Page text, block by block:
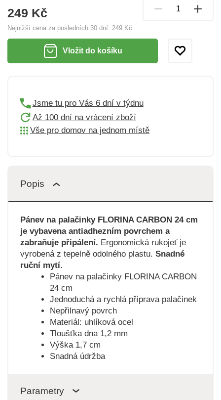
249 Kč
Nejnižší cena za posledních 30 dní: 249 Kč
Vložit do košíku
Jsme tu pro Vás 6 dní v týdnu
Až 100 dní na vrácení zboží
Vše pro domov na jednom místě
Popis
Pánev na palačinky FLORINA CARBON 24 cm
je vybavena antiadhezním povrchem a
zabraňuje připálení. Ergonomická rukojeť je
vyrobená z tepelně odolného plastu. Snadné
ruční mytí.
Pánev na palačinky FLORINA CARBON
24 cm
Jednoduchá a rychlá příprava palačinek
Nepřilnavý povrch
Materiál: uhlíková ocel
Tloušťka dna 1,2 mm
Výška 1,7 cm
Snadná údržba
Parametry